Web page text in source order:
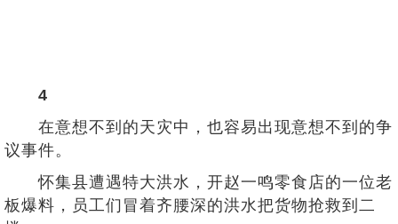
4
在意想不到的天灾中，也容易出现意想不到的争
议事件。
怀集县遭遇特大洪水，开赵一鸣零食店的一位老
板爆料，员工们冒着齐腰深的洪水把货物抢救到二